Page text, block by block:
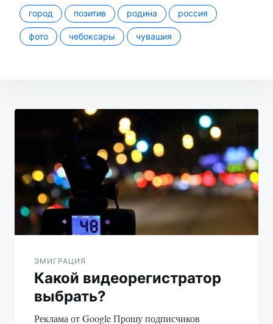
город позитив родина россия
фото чебоксары чувашия
Навигация
записям
ЭМИГРАЦИЯ
Какой видеорегистратор
выбрать?
Реклама от Google Прошу подписчиков